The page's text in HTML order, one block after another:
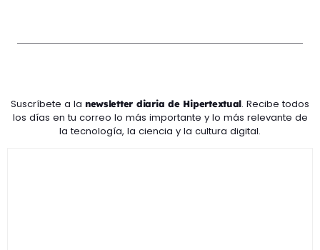
Suscríbete a la newsletter diaria de Hipertextual. Recibe todos
los días en tu correo lo más importante y lo más relevante de
la tecnología, la ciencia y la cultura digital.